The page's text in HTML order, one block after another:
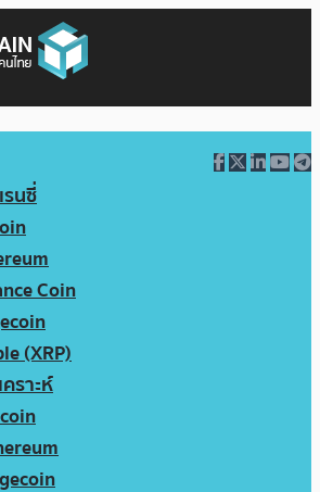
รนซี่
Coin
(XRP)
ราะห์